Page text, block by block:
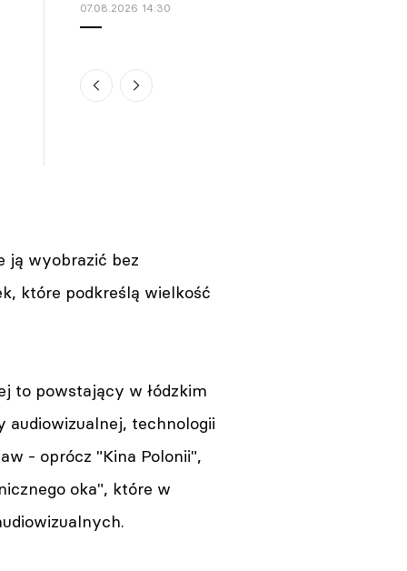
07.08.2026 14:30
się z Jesse Eisenbergiem.
Aktor dostał wyjątkowy
Warszawa. Iga Cembrzyńska
Wrocław. Woronowicz,
Ostaszewska i Chyra. Gwiazdy
ją wyobrazić bez
które podkreślą wielkość
to powstający w łódzkim
audiowizualnej, technologii
- oprócz "Kina Polonii",
oka", które w